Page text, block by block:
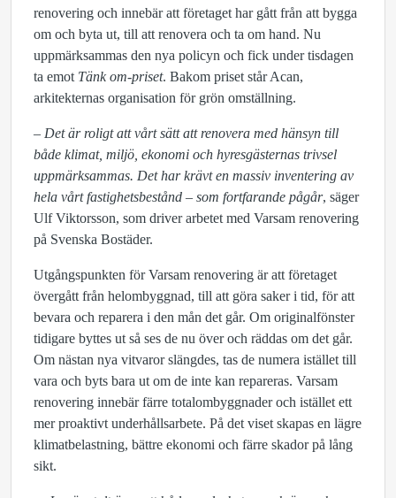
renovering och innebär att företaget har gått från att bygga
om och byta ut, till att renovera och ta om hand. Nu
uppmärksammas den nya policyn och fick under tisdagen
ta emot Tänk om-priset. Bakom priset står Acan,
arkitekternas organisation för grön omställning.
– Det är roligt att vårt sätt att renovera med hänsyn till
både klimat, miljö, ekonomi och hyresgästernas trivsel
uppmärksammas. Det har krävt en massiv inventering av
hela vårt fastighetsbestånd – som fortfarande pågår, säger
Ulf Viktorsson, som driver arbetet med Varsam renovering
på Svenska Bostäder.
Utgångspunkten för Varsam renovering är att företaget
övergått från helombyggnad, till att göra saker i tid, för att
bevara och reparera i den mån det går. Om originalfönster
tidigare byttes ut så ses de nu över och räddas om det går.
Om nästan nya vitvaror slängdes, tas de numera istället till
vara och byts bara ut om de inte kan repareras. Varsam
renovering innebär färre totalombyggnader och istället ett
mer proaktivt underhållsarbete. På det viset skapas en lägre
klimatbelastning, bättre ekonomi och färre skador på lång
sikt.